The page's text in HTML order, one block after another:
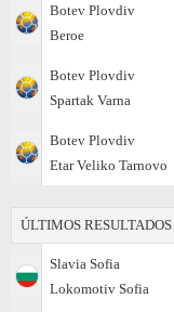
Botev Plovdiv
Beroe
Botev Plovdiv
Spartak Varna
Botev Plovdiv
Etar Veliko Tarnovo
ÚLTIMOS RESULTADOS
Slavia Sofia
Lokomotiv Sofia